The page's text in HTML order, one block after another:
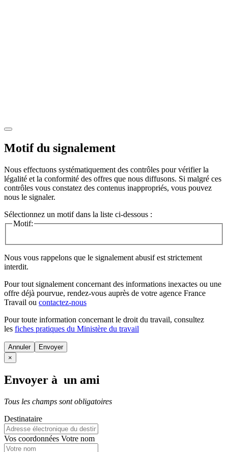
Motif du signalement
Nous effectuons systématiquement des contrôles pour vérifier la
légalité et la conformité des offres que nous diffusons. Si malgré ces
contrôles vous constatez des contenus inappropriés, vous pouvez
nous le signaler.
Sélectionnez un motif dans la liste ci-dessous :
Motif:
Nous vous rappelons que le signalement abusif est strictement
interdit.
Pour tout signalement concernant des informations inexactes ou une
offre déjà pourvue, rendez-vous auprès de votre agence France
Travail ou contactez-nous
Pour toute information concernant le droit du travail, consultez
les fiches pratiques du Ministère du travail
Annuler
×
Envoyer à un ami
Tous les champs sont obligatoires
Destinataire
Vos coordonnées Votre nom